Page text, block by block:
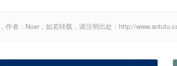
作者：Noer，如若转载，请注明出处：http://